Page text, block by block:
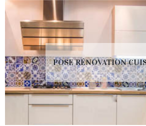
POSE RÉNOVATION